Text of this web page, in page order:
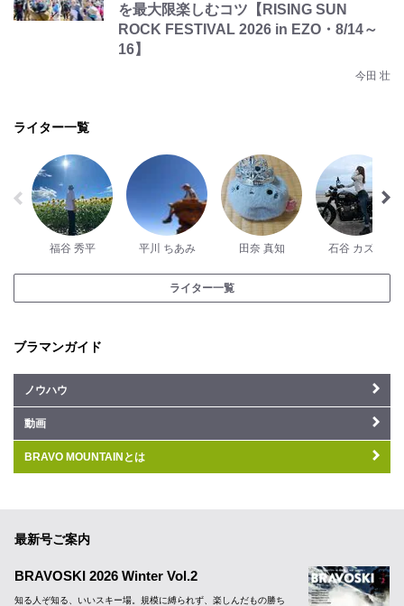
を最大限楽しむコツ【RISING SUN
ROCK FESTIVAL 2026 in EZO・8/14～
16】
今田 壮
ライター一覧
福谷 秀平 平川 ちあみ 田奈 真知 石谷 カズハ
ライター一覧
ブラマンガイド
ノウハウ
動画
BRAVO MOUNTAINとは
最新号ご案内
BRAVOSKI 2026 Winter Vol.2
知る人ぞ知る、いいスキー場。規模に縛られず、楽しんだもの勝ち